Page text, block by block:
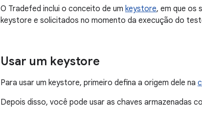
O Tradefed inclui o conceito de um keystore, em que os
keystore e solicitados no momento da execução do
Usar um keystore
Para usar um keystore, primeiro defina a origem dele na
Depois disso, você pode usar as chaves armazenadas